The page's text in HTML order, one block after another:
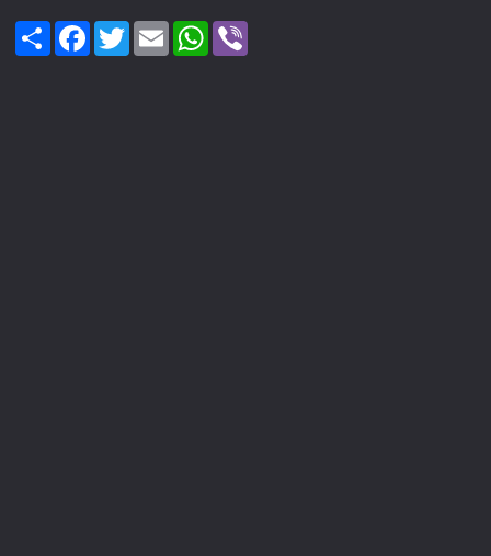
ShareFacebook
TwitterEmail WhatsApp